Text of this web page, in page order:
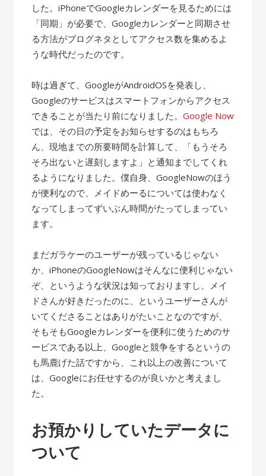
した。iPhoneでGoogleカレンダーを見るためには
「同期」が必要で、Googleカレンダーと同期させ
る方法がブログネタとしてアクセス数を集めるよ
うな時代だったのです。
時は過ぎて、GoogleがAndroidOSを発表し、
Googleのサービスはスマートフォンからアクセス
できることが当たり前になりました。Google Now
では、その日の予定をお知らせするのはもちろ
ん、現地までの所要時間を計算して、「もうそろ
そろ出ないと遅刻しますよ」と通知までしてくれ
るようになりました。僕自身、GoogleNowのほう
が便利なので、メイドめーるについては使わなく
なってしまってずいぶん時間がたってしまってい
ます。
まだガラケーのユーザーが残っているじゃない
か、iPhoneのGoogleNowはそんなに便利じゃない
ぞ、というような状況は知っておりますし、メイ
ドさんが好きだったのに、というユーザーさんが
いてくださることはありがたいことなのですが、
そもそもGoogleカレンダーを便利に使うためのサ
ービスである以上、Googleと競争をするというの
も馬鹿げた話ですから、これ以上の改善について
は、Googleにお任せするのが良いかと考えまし
た。
お預かりしていたデータに
ついて